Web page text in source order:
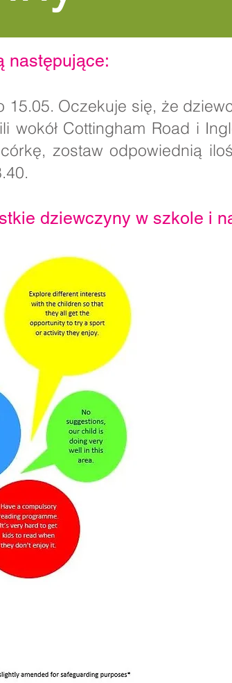
następujące:
15.05. Oczekuje się, że
wokół Cottingham Road i
zostaw odpowiednią
dziewczyny w szkole i